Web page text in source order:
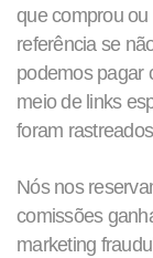
que comprou
referência se
podemos pagar
meio de links
foram
Nós nos
comissões
marketing